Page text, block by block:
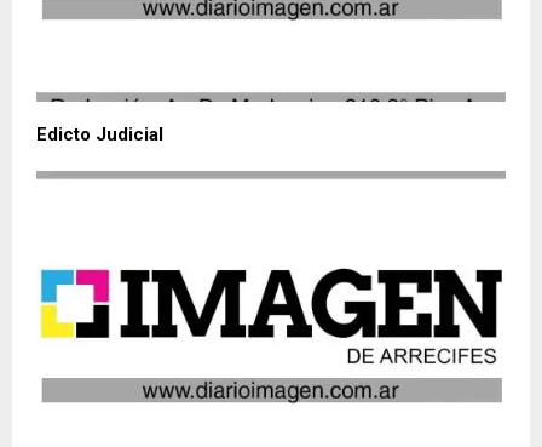
Edicto Judicial